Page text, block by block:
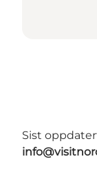
Sist